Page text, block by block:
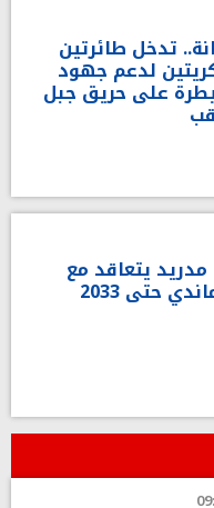
تدخل طائرتين
لدعم جهود
على حريق جبل
مدريد يتعاقد مع
حتى 2033